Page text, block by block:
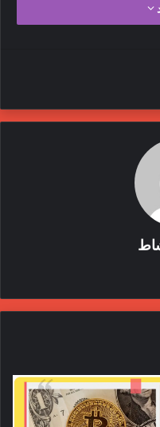
الذي استهدفها
نووي